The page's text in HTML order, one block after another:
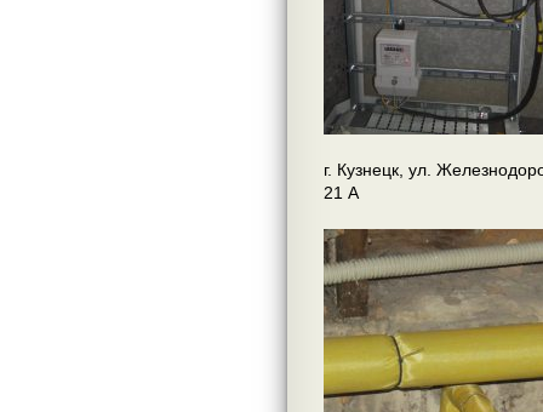
г. Кузнецк, ул.
21 А